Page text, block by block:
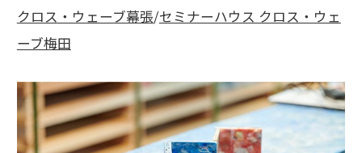
クロス・ウェーブ幕張/セミナーハウス クロス・ウェ
ーブ梅田